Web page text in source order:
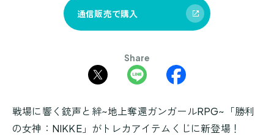
通信販売で購入
Share
戦場に響く銃声と絆~地上奪還ガンガールRPG~「勝利
の女神：NIKKE」がトレカアイテムくじに新登場！